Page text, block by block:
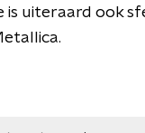
uiteraard ook